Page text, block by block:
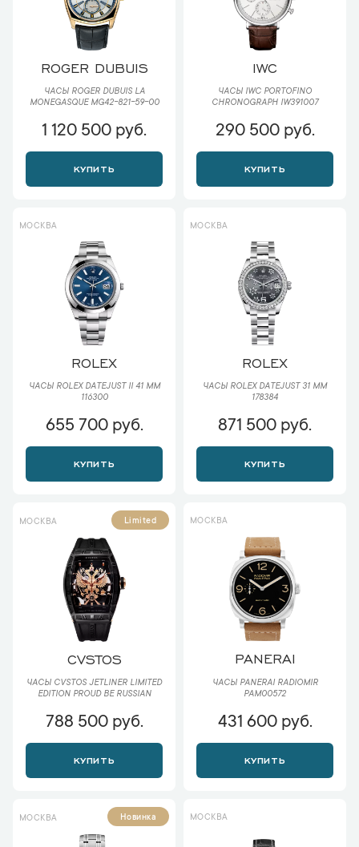
ROGER DUBUIS
ЧАСЫ ROGER DUBUIS LA
MONEGASQUE MG42-821-59-00
1 120 500 руб.
КУПИТЬ
IWC
ЧАСЫ IWC PORTOFINO
CHRONOGRAPH IW391007
290 500 руб.
КУПИТЬ
МОСКВА
ROLEX
ЧАСЫ ROLEX DATEJUST II 41 ММ
116300
655 700 руб.
КУПИТЬ
МОСКВА
ROLEX
ЧАСЫ ROLEX DATEJUST 31 ММ
178384
871 500 руб.
КУПИТЬ
МОСКВА Limited
CVSTOS
ЧАСЫ CVSTOS JETLINER LIMITED
EDITION PROUD BE RUSSIAN
788 500 руб.
КУПИТЬ
МОСКВА
PANERAI
ЧАСЫ PANERAI RADIOMIR
PAM00572
431 600 руб.
КУПИТЬ
МОСКВА Новинка МОСКВА